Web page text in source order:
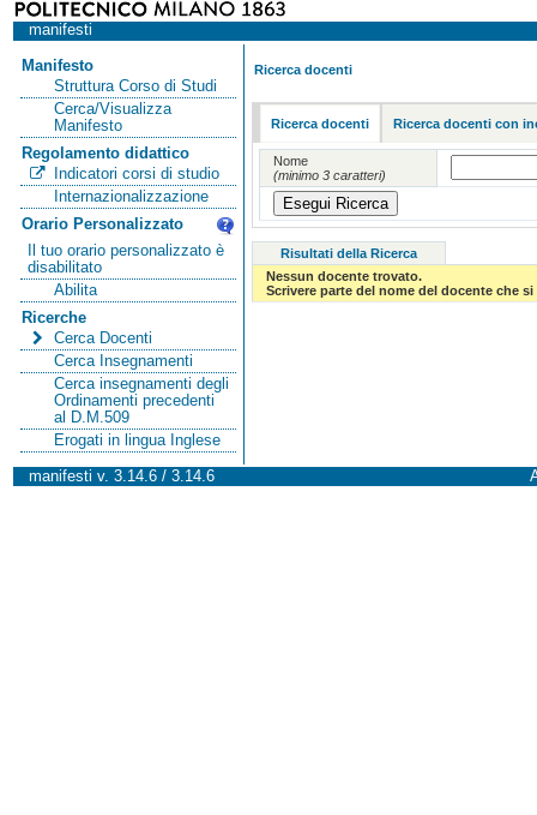
manifesti
Manifesto
Struttura Corso di Studi
Cerca/Visualizza
Manifesto
Regolamento didattico
Indicatori corsi di studio
Internazionalizzazione
Orario Personalizzato
Il tuo orario personalizzato è
disabilitato
Abilita
Ricerche
Cerca Docenti
Cerca Insegnamenti
Cerca insegnamenti degli
Ordinamenti precedenti
al D.M.509
Erogati in lingua Inglese
Ricerca docenti
Ricerca docenti Ricerca docenti con
Nome
(minimo 3 caratteri)
Risultati della Ricerca
Nessun docente trovato.
Scrivere parte del nome del docente che
manifesti v. 3.14.6 / 3.14.6